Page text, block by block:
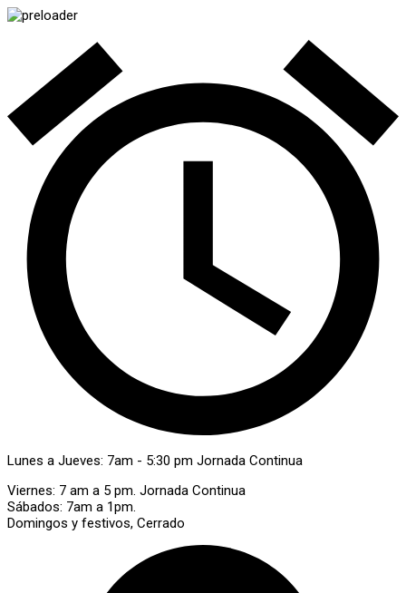
Lunes a Jueves: 7am - 5:30 pm Jornada Continua
Viernes: 7 am a 5 pm. Jornada Continua
Sábados: 7am a 1pm.
Domingos y festivos, Cerrado